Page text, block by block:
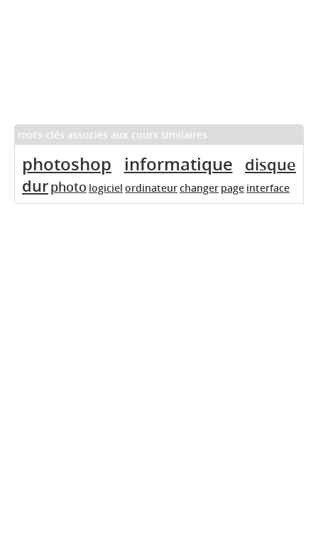
mots-clés associés aux cours similaires
photoshop informatique
disque
durphoto logiciel ordinateurchanger page interface